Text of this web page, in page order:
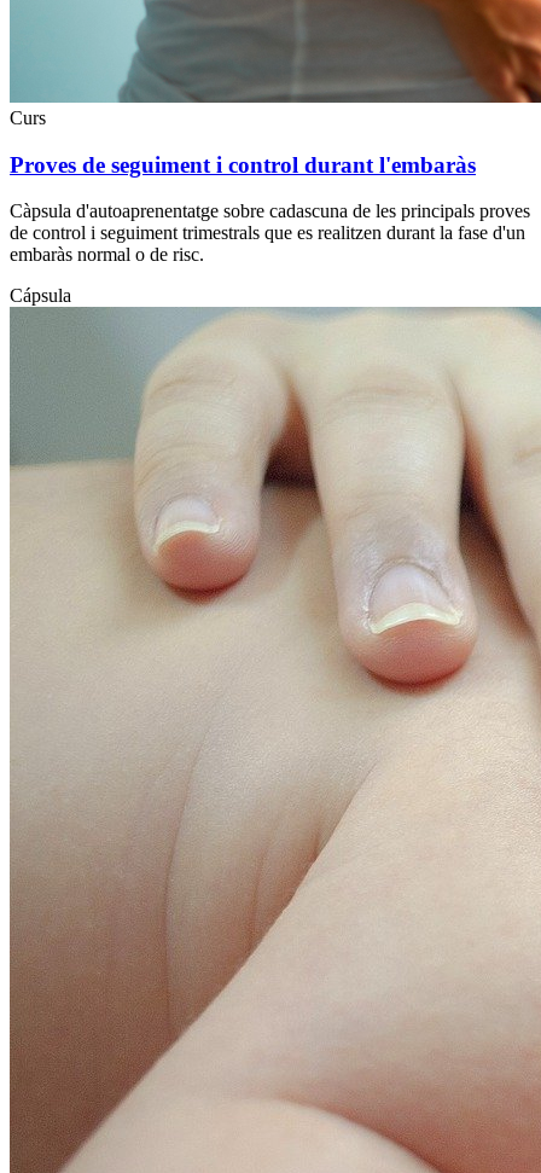
Curs
Proves de seguiment i control durant l'embaràs
Càpsula d'autoaprenentatge sobre cadascuna de les principals proves
de control i seguiment trimestrals que es realitzen durant la fase d'un
embaràs normal o de risc.
Cápsula